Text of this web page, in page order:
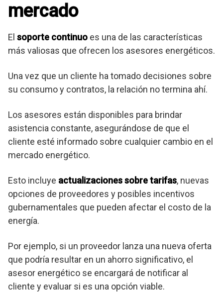
mercado
El soporte continuo es una de las características
más valiosas que ofrecen los asesores energéticos.
Una vez que un cliente ha tomado decisiones sobre
su consumo y contratos, la relación no termina ahí.
Los asesores están disponibles para brindar
asistencia constante, asegurándose de que el
cliente esté informado sobre cualquier cambio en el
mercado energético.
Esto incluye actualizaciones sobre tarifas, nuevas
opciones de proveedores y posibles incentivos
gubernamentales que pueden afectar el costo de la
energía.
Por ejemplo, si un proveedor lanza una nueva oferta
que podría resultar en un ahorro significativo, el
asesor energético se encargará de notificar al
cliente y evaluar si es una opción viable.